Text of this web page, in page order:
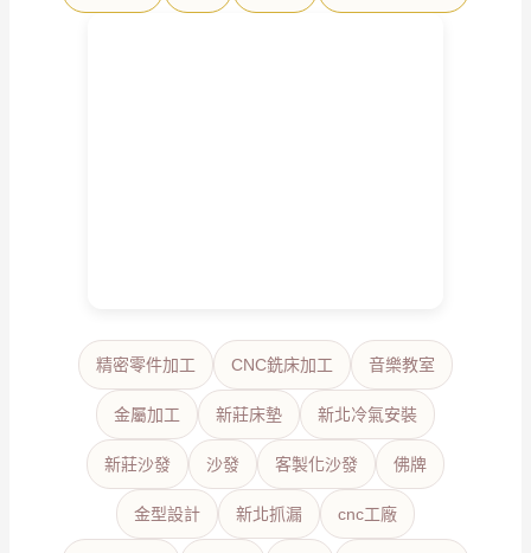
精密零件加工 CNC銑床加工 音樂教室
金屬加工 新莊床墊 新北冷氣安裝
新莊沙發 沙發 客製化沙發 佛牌
金型設計 新北抓漏 cnc工廠